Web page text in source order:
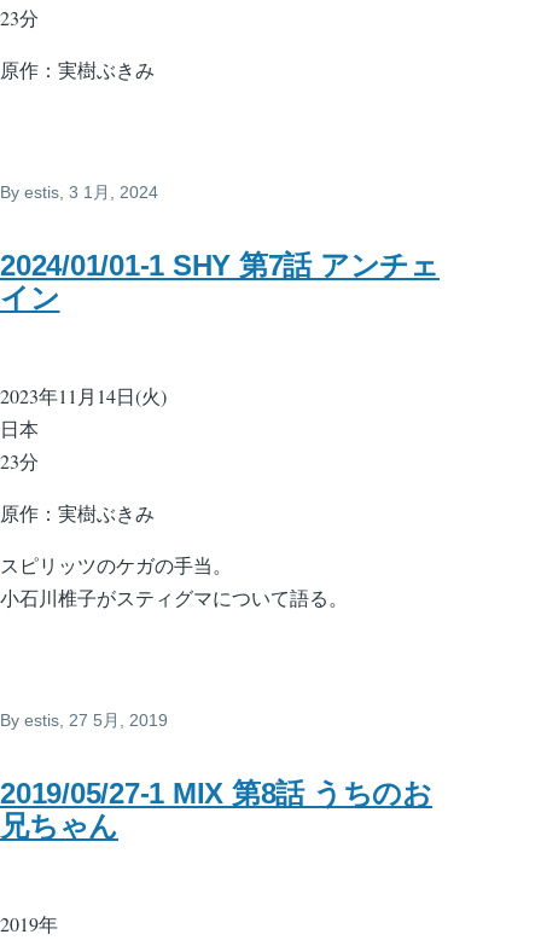
23分
原作：実樹ぶきみ
By estis , 3 1月, 2024
2024/01/01-1 SHY 第7話 アンチェ
イン
2023年11月14日(火)
日本
23分
原作：実樹ぶきみ
スピリッツのケガの手当。
小石川椎子がスティグマについて語る。
By estis , 27 5月, 2019
2019/05/27-1 MIX 第8話 うちのお
兄ちゃん
2019年